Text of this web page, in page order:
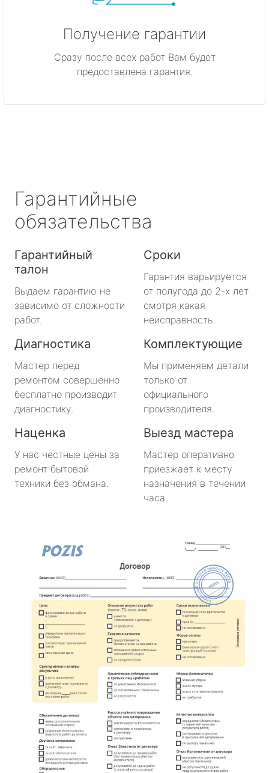
Получение гарантии
Сразу после всех работ Вам будет
предоставлена гарантия.
Гарантийные
обязательства
Гарантийный
талон
Выдаем гарантию не
зависимо от сложности
работ.
Сроки
Гарантия варьируется
от полугода до 2-х лет
смотря какая
неисправность.
Диагностика
Мастер перед
ремонтом совершенно
бесплатно производит
диагностику.
Комплектующие
Мы применяем детали
только от
официального
производителя.
Наценка
У нас честные цены за
ремонт бытовой
техники без обмана.
Выезд мастера
Мастер оперативно
приезжает к месту
назначения в течении
часа.